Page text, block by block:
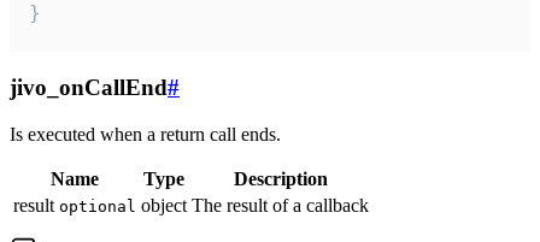
}
jivo_onCallEnd#
Is executed when a return call ends.
Name Type
Description
result optional object The result of a callback